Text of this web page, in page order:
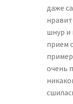
даже
шнур и
прием
очень